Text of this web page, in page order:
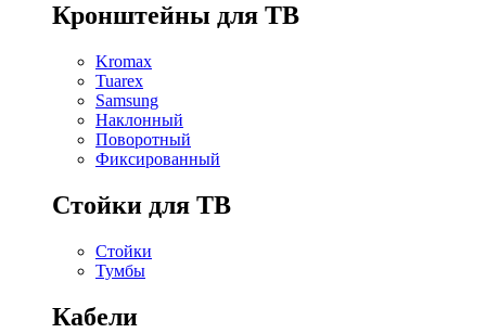
Кронштейны для ТВ
Kromax
Tuarex
Samsung
Наклонный
Поворотный
Фиксированный
Стойки для ТВ
Стойки
Тумбы
Кабели